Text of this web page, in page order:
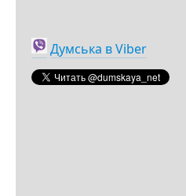
Думська в Viber